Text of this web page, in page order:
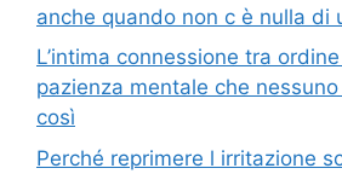
anche quando non c è nulla di
L’intima connessione tra
pazienza mentale che
così
Perché reprimere l irritazione